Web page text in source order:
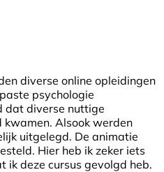
diverse online opleidingen
psychologie
dat diverse nuttige
kwamen. Alsook werden
uitgelegd. De animatie
Hier heb ik zeker iets
ik deze cursus gevolgd heb.